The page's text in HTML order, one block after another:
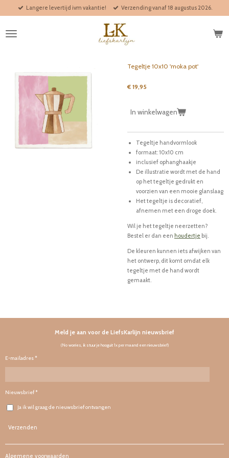
de
Langere levertijd ivm vakantie! Verzending vanaf 18 augustus 2026.
Tegeltje 10x10 'moka pot'
€ 19,95
In winkelwagen
Tegeltje handvormlook
formaat: 10x10 cm
inclusief ophanghaakje
De illustratie wordt met de hand
op het tegeltje gedrukt en
voorzien van een mooie glanslaag
Het tegeltje is decoratief,
afnemen met een droge doek.
Wil je het tegeltje neerzetten?
Bestel er dan een houdertje bij.
De kleuren kunnen iets afwijken van
het ontwerp, dit komt omdat elk
tegeltje met de hand wordt
gemaakt.
Meld je aan voor de LiefsKarlijn nieuwsbrief
(No worries, ik stuur je hooguit 1x per maand een nieuwsbrief)
E-mailadres *
Nieuwsbrief *
Ja ik wil graag de nieuwsbrief ontvangen
Verzenden
Algemene voorwaarden